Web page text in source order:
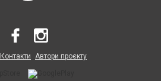
Контакти Автори проєкту